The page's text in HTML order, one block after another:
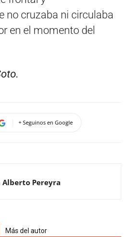
no cruzaba ni circulaba
en el momento del
+ Seguinos en Google
Alberto Pereyra
Más del autor